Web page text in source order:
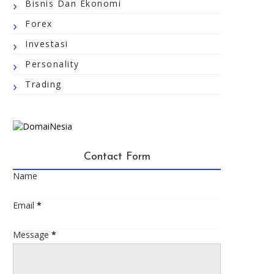
Bisnis Dan Ekonomi
Forex
Investasi
Personality
Trading
Contact Form
Name
Email *
Message *